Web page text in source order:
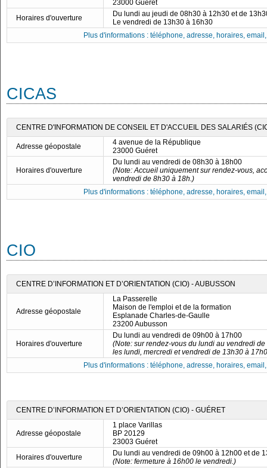
23000 Guéret
Horaires d'ouverture
Du lundi au jeudi de 08h30 à 12h30 et de
Le vendredi de 13h30 à 16h30
Plus d'informations : téléphone, adresse, horaires,
CICAS
CENTRE D'INFORMATION DE CONSEIL ET D'ACCUEIL DES SALARIÉS
Adresse géopostale
4 avenue de la République
23000 Guéret
Horaires d'ouverture
Du lundi au vendredi de 08h30 à 18h00
(Note: Accueil uniquement sur rendez-vous,
vendredi de 8h30 à 18h.)
Plus d'informations : téléphone, adresse, horaires,
CIO
CENTRE D’INFORMATION ET D’ORIENTATION (CIO) - AUBUSSON
Adresse géopostale
La Passerelle
Maison de l'emploi et de la formation
Esplanade Charles-de-Gaulle
23200 Aubusson
Horaires d'ouverture
Du lundi au vendredi de 09h00 à 17h00
(Note: sur rendez-vous du lundi au vendredi
les lundi, mercredi et vendredi de 13h30 à
Plus d'informations : téléphone, adresse, horaires,
CENTRE D’INFORMATION ET D’ORIENTATION (CIO) - GUÉRET
Adresse géopostale
1 place Varillas
BP 20129
23003 Guéret
Horaires d'ouverture
Du lundi au vendredi de 09h00 à 12h00 et de
(Note: fermeture à 16h00 le vendredi.)